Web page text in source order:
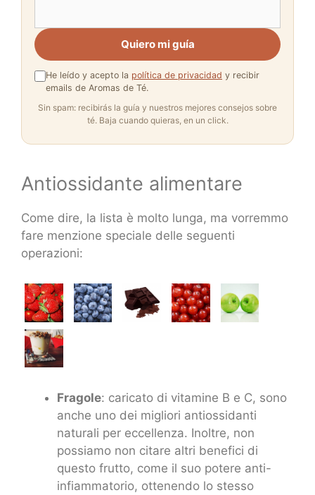
Quiero mi guía
He leído y acepto la política de privacidad y recibir
emails de Aromas de Té.
Sin spam: recibirás la guía y nuestros mejores consejos sobre
té. Baja cuando quieras, en un click.
Antiossidante alimentare
Come dire, la lista è molto lunga, ma vorremmo
fare menzione speciale delle seguenti
operazioni:
Fragole: caricato di vitamine B e C, sono
anche uno dei migliori antiossidanti
naturali per eccellenza. Inoltre, non
possiamo non citare altri benefici di
questo frutto, come il suo potere anti-
infiammatorio, ottenendo lo stesso